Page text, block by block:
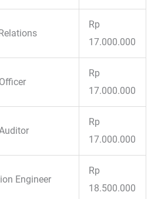
Rp
17.000.000
Rp
17.000.000
Rp
17.000.000
Engineer
Rp
18.500.000